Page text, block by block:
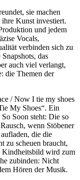
sie machen
ihre Kunst investiert.
und jedem
Vocals,
verbinden sich zu
das
auch viel verlangt,
die Themen der
/ Now I tie my shoes
My Shoes“. Ein
Soon steht: Die so
wenn Stöbener
die die
zu scheuen braucht,
Kindheitsbild wird zum
zubinden: Nicht
Hören der Musik.